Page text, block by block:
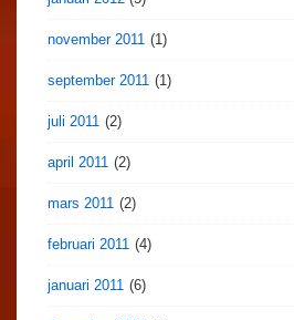
november 2011 (1)
september 2011 (1)
juli 2011 (2)
april 2011 (2)
mars 2011 (2)
februari 2011 (4)
januari 2011 (6)